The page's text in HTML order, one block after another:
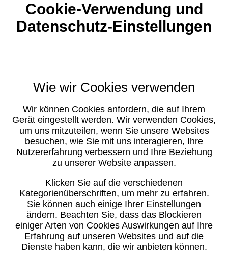
Cookie-Verwendung und
Datenschutz-Einstellungen
Wie wir Cookies verwenden
Wir können Cookies anfordern, die auf Ihrem
Gerät eingestellt werden. Wir verwenden Cookies,
um uns mitzuteilen, wenn Sie unsere Websites
besuchen, wie Sie mit uns interagieren, Ihre
Nutzererfahrung verbessern und Ihre Beziehung
zu unserer Website anpassen.
Klicken Sie auf die verschiedenen
Kategorienüberschriften, um mehr zu erfahren.
Sie können auch einige Ihrer Einstellungen
ändern. Beachten Sie, dass das Blockieren
einiger Arten von Cookies Auswirkungen auf Ihre
Erfahrung auf unseren Websites und auf die
Dienste haben kann, die wir anbieten können.